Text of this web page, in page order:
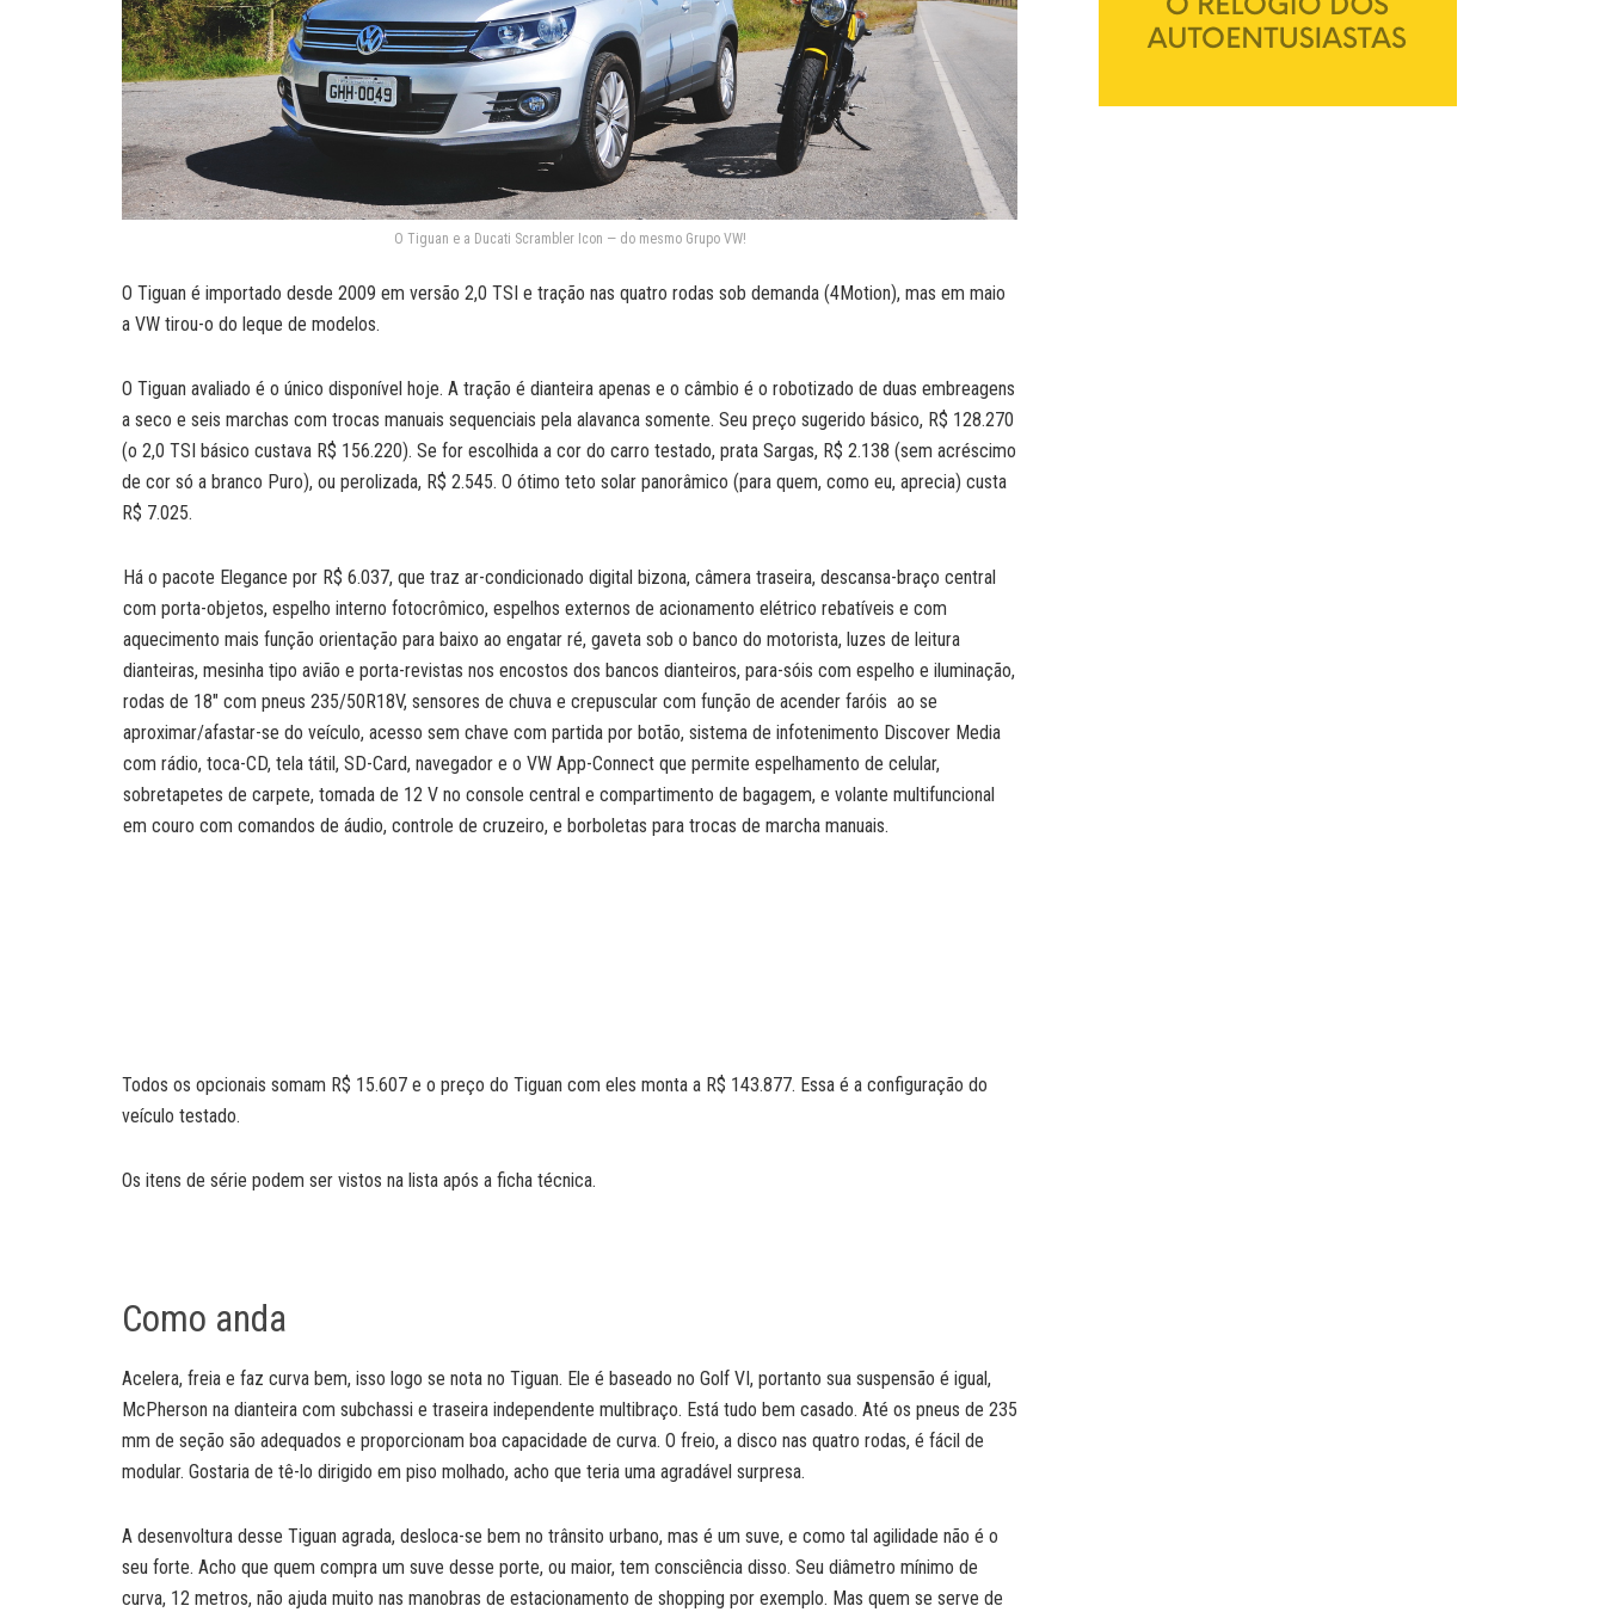
O Tiguan e a Ducati Scrambler Icon — do mesmo Grupo VW!
O Tiguan é importado desde 2009 em versão 2,0 TSI e tração nas quatro rodas sob demanda (4Motion), mas em maio
a VW tirou-o do leque de modelos.
O Tiguan avaliado é o único disponível hoje. A tração é dianteira apenas e o câmbio é o robotizado de duas embreagens
a seco e seis marchas com trocas manuais sequenciais pela alavanca somente. Seu preço sugerido básico, R$ 128.270
(o 2,0 TSI básico custava R$ 156.220). Se for escolhida a cor do carro testado, prata Sargas, R$ 2.138 (sem acréscimo
de cor só a branco Puro), ou perolizada, R$ 2.545. O ótimo teto solar panorâmico (para quem, como eu, aprecia) custa
R$ 7.025.
Há o pacote Elegance por R$ 6.037, que traz ar-condicionado digital bizona, câmera traseira, descansa-braço central
com porta-objetos, espelho interno fotocrômico, espelhos externos de acionamento elétrico rebatíveis e com
aquecimento mais função orientação para baixo ao engatar ré, gaveta sob o banco do motorista, luzes de leitura
dianteiras, mesinha tipo avião e porta-revistas nos encostos dos bancos dianteiros, para-sóis com espelho e iluminação,
rodas de 18″ com pneus 235/50R18V, sensores de chuva e crepuscular com função de acender faróis ao se
aproximar/afastar-se do veículo, acesso sem chave com partida por botão, sistema de infotenimento Discover Media
com rádio, toca-CD, tela tátil, SD-Card, navegador e o VW App-Connect que permite espelhamento de celular,
sobretapetes de carpete, tomada de 12 V no console central e compartimento de bagagem, e volante multifuncional
em couro com comandos de áudio, controle de cruzeiro, e borboletas para trocas de marcha manuais.
Todos os opcionais somam R$ 15.607 e o preço do Tiguan com eles monta a R$ 143.877. Essa é a configuração do
veículo testado.
Os itens de série podem ser vistos na lista após a ficha técnica.
Como anda
Acelera, freia e faz curva bem, isso logo se nota no Tiguan. Ele é baseado no Golf VI, portanto sua suspensão é igual,
McPherson na dianteira com subchassi e traseira independente multibraço. Está tudo bem casado. Até os pneus de 235
mm de seção são adequados e proporcionam boa capacidade de curva. O freio, a disco nas quatro rodas, é fácil de
modular. Gostaria de tê-lo dirigido em piso molhado, acho que teria uma agradável surpresa.
A desenvoltura desse Tiguan agrada, desloca-se bem no trânsito urbano, mas é um suve, e como tal agilidade não é o
seu forte. Acho que quem compra um suve desse porte, ou maior, tem consciência disso. Seu diâmetro mínimo de
curva, 12 metros, não ajuda muito nas manobras de estacionamento de shopping por exemplo. Mas quem se serve de